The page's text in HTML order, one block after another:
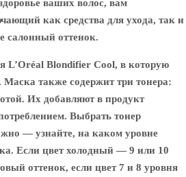
ваших волос, вам
как средства для ухода, так и
салонный оттенок.
L’Oréal Blondifier Cool, в которую
также содержит три тонера:
Их добавляют в продукт
Выбрать тонер
— узнайте, на каком уровне
Если цвет холодный — 9 или 10
оттенок, если цвет 7 и 8 уровня